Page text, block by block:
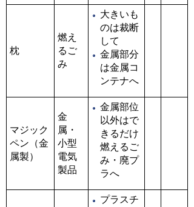
枕
燃え
るご
み
大きいも
のは裁断
して
金属部分
は金属コ
ンテナへ
マジック
ペン（金
属製）
金
属・
小型
電気
製品
金属部位
以外はで
きるだけ
燃えるご
み・廃プ
ラへ
プラスチ